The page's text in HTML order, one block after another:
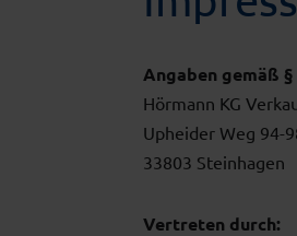
Angaben gemäß §
Hörmann KG
Upheider Weg 94-
33803 Steinhagen
Vertreten durch: